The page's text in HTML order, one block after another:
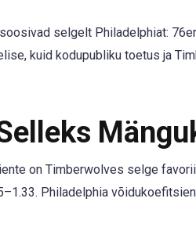
selgelt Philadelphiat:
kuid kodupubliku toetus ja
on Timberwolves selge
Philadelphia